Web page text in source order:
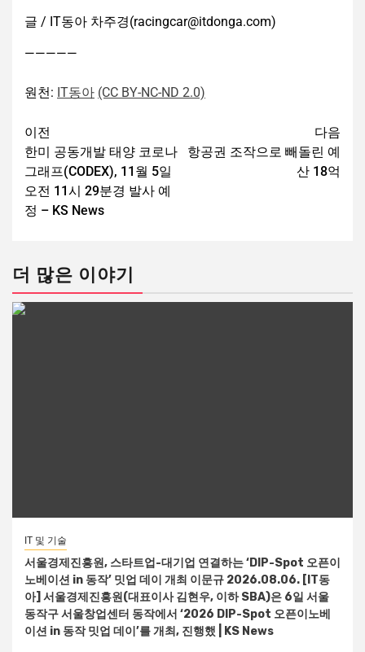
글 / IT동아 차주경(racingcar@itdonga.com)
—————
원천: IT동아 (CC BY-NC-ND 2.0)
이전
한미 공동개발 태양 코로나
그래프(CODEX), 11월 5일
오전 11시 29분경 발사 예
정 – KS News
다음
항공권 조작으로 빼돌린 예
산 18억
더 많은 이야기
IT 및 기술
서울경제진흥원, 스타트업-대기업 연결하는 ‘DIP-Spot 오픈이
노베이션 in 동작’ 밋업 데이 개최 이문규 2026.08.06. [IT동
아] 서울경제진흥원(대표이사 김현우, 이하 SBA)은 6일 서울
동작구 서울창업센터 동작에서 ‘2026 DIP-Spot 오픈이노베
이션 in 동작 밋업 데이’를 개최, 진행했 | KS News